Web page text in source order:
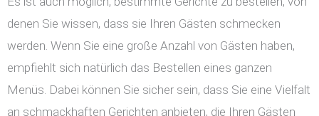
denen Sie wissen, dass sie Ihren Gästen schmecken
werden. Wenn Sie eine große Anzahl von Gästen haben,
empfiehlt sich natürlich das Bestellen eines ganzen
Menüs. Dabei können Sie sicher sein, dass Sie eine Vielfalt
an schmackhaften Gerichten anbieten, die Ihren Gästen